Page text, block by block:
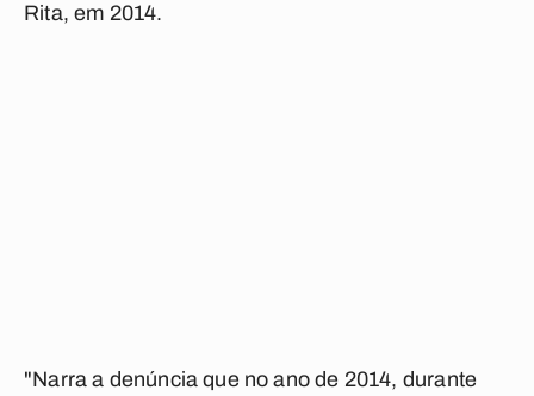
Rita, em 2014.
"Narra a denúncia que no ano de 2014, durante